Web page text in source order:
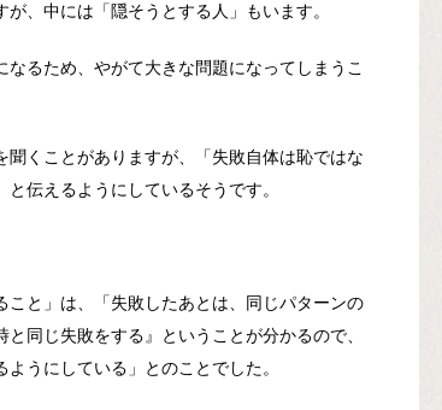
、中には「隠そうとする人」もいます。
るため、やがて大きな問題になってしまうこ
くことがありますが、「失敗自体は恥ではな
伝えるようにしているそうです。
と」は、「失敗したあとは、同じパターンの
同じ失敗をする』ということが分かるので、
うにしている」とのことでした。